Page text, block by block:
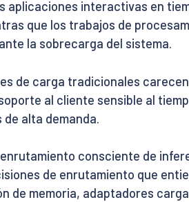
aplicaciones interactivas en
que los trabajos de
la sobrecarga del sistema.
de carga tradicionales
al cliente sensible al
alta demanda.
consciente de
de enrutamiento que
de memoria, adaptadores